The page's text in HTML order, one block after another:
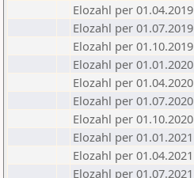
Elozahl per 01.04.2019
Elozahl per 01.07.2019
Elozahl per 01.10.2019
Elozahl per 01.01.2020
Elozahl per 01.04.2020
Elozahl per 01.07.2020
Elozahl per 01.10.2020
Elozahl per 01.01.2021
Elozahl per 01.04.2021
Elozahl per 01.07.2021